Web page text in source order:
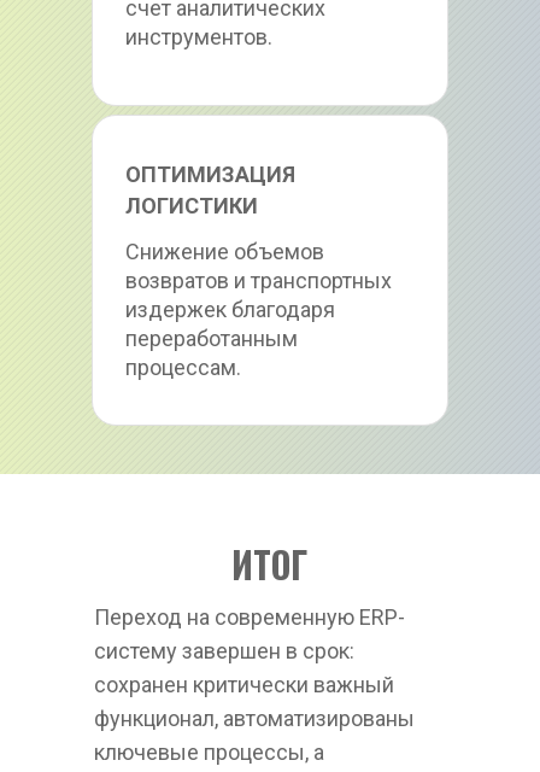
счет аналитических
инструментов.
Снижение объемов
возвратов и транспортных
издержек благодаря
переработанным
процессам.
ОПТИМИЗАЦИЯ
ЛОГИСТИКИ
ИТОГ
Переход на современную ERP-
систему завершен в срок:
сохранен критически важный
функционал, автоматизированы
ключевые процессы, а